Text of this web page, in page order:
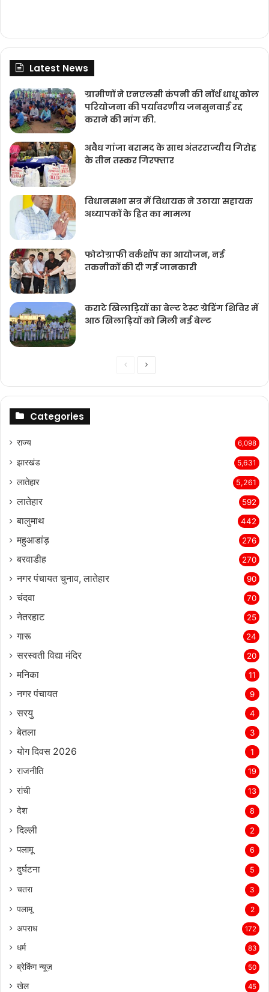
Latest News
ग्रामीणों ने एनएलसी कंपनी की नॉर्थ धाधू कोल
परियोजना की पर्यावरणीय जनसुनवाई रद्द
कराने की मांग की.
अवैध गांजा बरामद के साथ अंतरराज्यीय गिरोह
के तीन तस्कर गिरफ्तार
विधानसभा सत्र में विधायक ने उठाया सहायक
अध्यापकों के हित का मामला
फोटोग्राफी वर्कशॉप का आयोजन, नई
तकनीकों की दी गई जानकारी
कराटे खिलाड़ियों का बेल्ट टेस्ट ग्रेडिंग शिविर में
आठ खिलाड़ियों को मिली नई बेल्ट
PreviousNext
Categories
राज्‍य 6,098
झारखंड 5,631
लातेहार 5,261
लातेहार 592
बालुमाथ 442
महुआडांड़ 276
बरवाडीह 270
नगर पंचायत चुनाव, लातेहार 90
चंदवा 70
नेतरहाट 25
गारू 24
सरस्‍वती विद्या मंदिर 20
मनिका 11
नगर पंचायत 9
सरयु 4
बेतला 3
योग दिवस 2026 1
राजनीति 19
रांची 13
देश 8
दिल्‍ली 2
पलामू 6
दुर्घटना 5
चतरा 3
पलामू 2
अपराध 172
धर्म 83
ब्रेकिंग न्यूज़ 50
खेल 45